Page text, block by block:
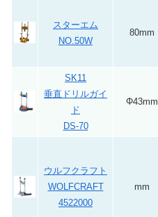
スターエム
NO.50W
80mm
SK11
垂直ドリルガイ
ド
DS-70
Φ43mm
ウルフクラフト
WOLFCRAFT
4522000
mm